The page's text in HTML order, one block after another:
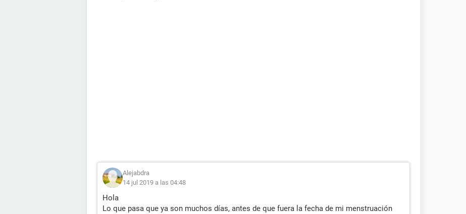
Alejabdra
14 jul 2019 a las 04:48
Hola
Lo que pasa que ya son muchos días, antes de que fuera la fecha de mi menstruación